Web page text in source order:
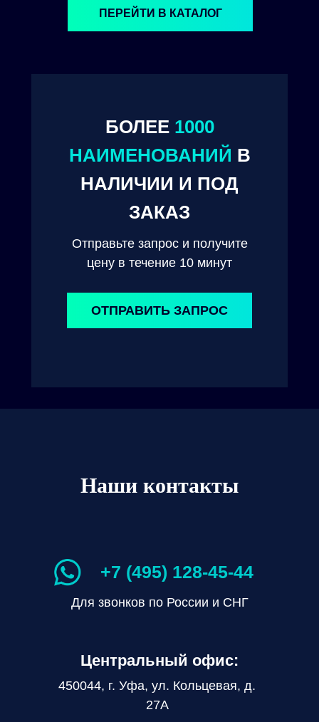
ОТПРАВИТЬ ЗАПРОС
БОЛЕЕ 1000
НАИМЕНОВАНИЙ В
НАЛИЧИИ И ПОД
ЗАКАЗ
Отправьте запрос и получите
цену в течение 10 минут
ПЕРЕЙТИ В КАТАЛОГ
Наши контакты
Для звонков по России и СНГ
+7 (495) 128-45-44
450044, г. Уфа, ул. Кольцевая, д.
27А
Центральный офис:
© 2024. ООО "Технокам Инжиниринг"